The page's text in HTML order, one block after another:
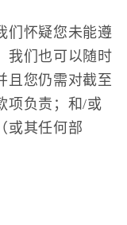
们怀疑您未能遵
我们也可以随时
且您仍需对截至
项负责；和/或
或其任何部